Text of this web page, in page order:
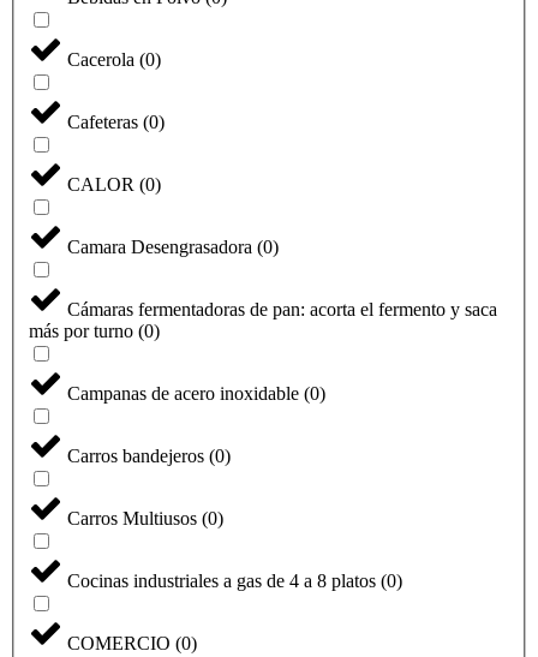
Cacerola (0)
Cafeteras (0)
CALOR (0)
Camara Desengrasadora (0)
Cámaras fermentadoras de pan: acorta el fermento y saca
más por turno (0)
Campanas de acero inoxidable (0)
Carros bandejeros (0)
Carros Multiusos (0)
Cocinas industriales a gas de 4 a 8 platos (0)
COMERCIO (0)